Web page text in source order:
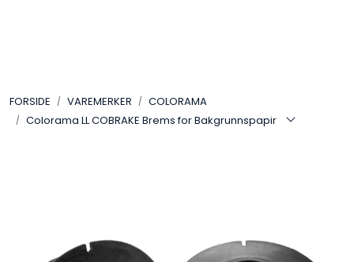
FORSIDE VAREMERKER
COLORAMA
Colorama LL COBRAKE Brems for Bakgrunnspapir
LYD
VAREMERKER